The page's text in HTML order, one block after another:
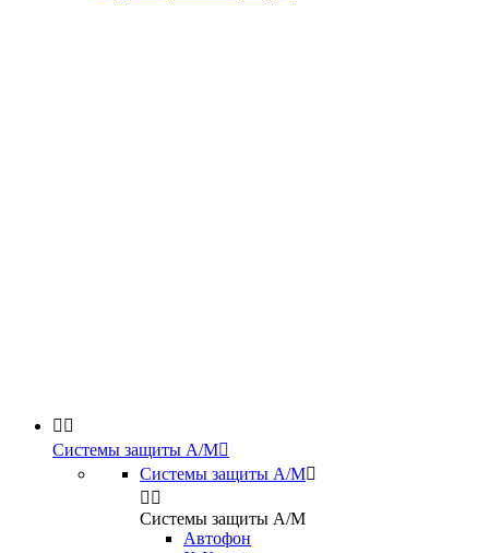
 
Системы защиты А/М
Системы защиты А/М
 
Системы защиты А/М
Автофон